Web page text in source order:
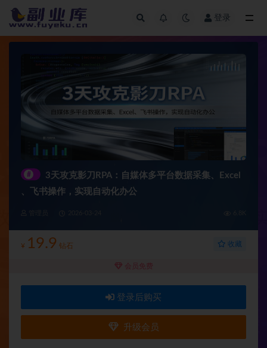
登录
#
3天攻克影刀RPA：自媒体多平台数据采集、Excel
、飞书操作，实现自动化办公
¥ 19.9 钻石 收藏
会员免费
登录后购买
升级会员